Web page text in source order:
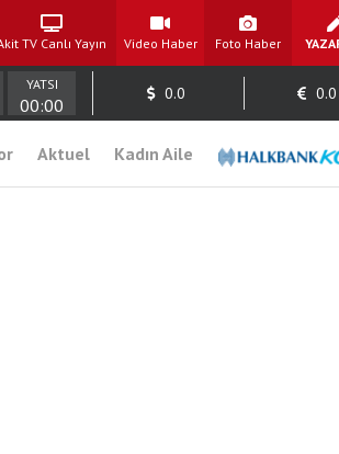
TV Canlı Yayın Video Haber Foto Haber
YATSI
00:00
0.0 0.0
Aktuel Kadın Aile